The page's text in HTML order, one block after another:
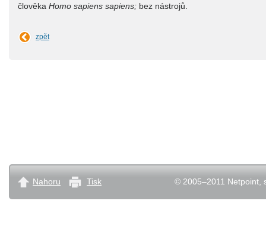
člověka Homo sapiens sapiens; bez nástrojů.
zpět
© 2005–2011 Netpoint,
Nahoru Tisk